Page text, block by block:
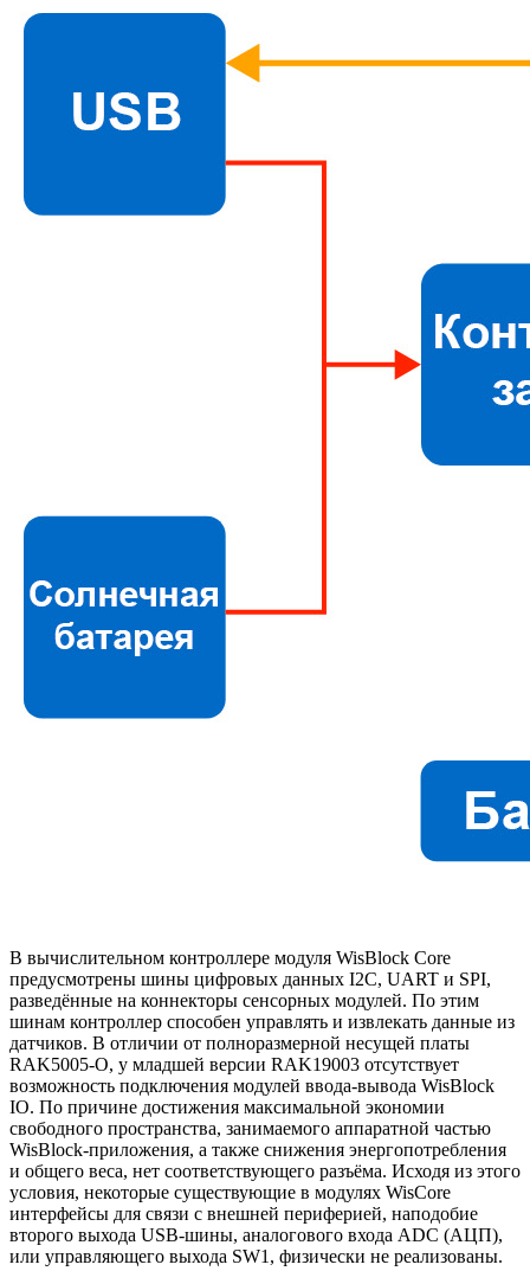
В вычислительном контроллере модуля WisBlock Core
предусмотрены шины цифровых данных I2C, UART и SPI,
разведённые на коннекторы сенсорных модулей. По этим
шинам контроллер способен управлять и извлекать данные из
датчиков. В отличии от полноразмерной несущей платы
RAK5005-O, у младшей версии RAK19003 отсутствует
возможность подключения модулей ввода-вывода WisBlock
IO. По причине достижения максимальной экономии
свободного пространства, занимаемого аппаратной частью
WisBlock-приложения, а также снижения энергопотребления
и общего веса, нет соответствующего разъёма. Исходя из этого
условия, некоторые существующие в модулях WisCore
интерфейсы для связи с внешней периферией, наподобие
второго выхода USB-шины, аналогового входа ADC (АЦП),
или управляющего выхода SW1, физически не реализованы.